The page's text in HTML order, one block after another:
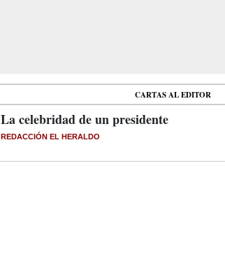
CARTAS AL EDITOR
La celebridad de un presidente
REDACCIÓN EL HERALDO